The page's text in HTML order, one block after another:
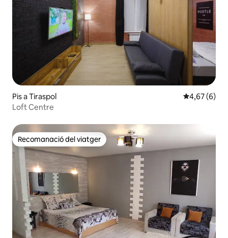
Pis a Tiraspol 4,67 de
4,67 (6)
Loft Centre
Recomanació del viatger
Recomanació del viatger